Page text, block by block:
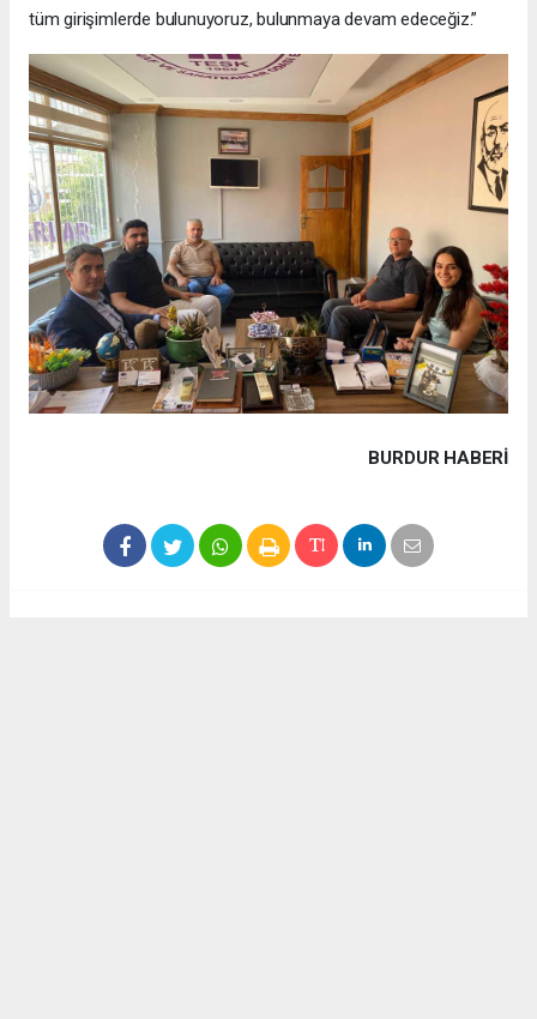
tüm girişimlerde bulunuyoruz, bulunmaya devam edeceğiz.”
BURDUR HABERİ